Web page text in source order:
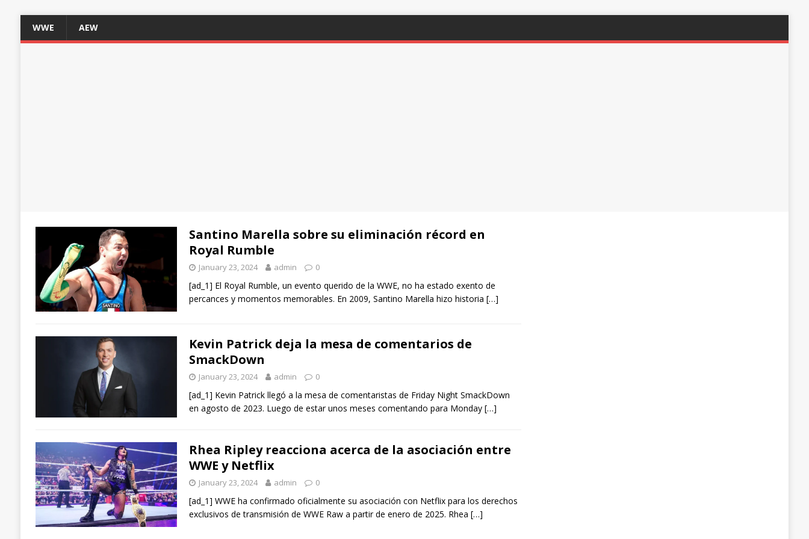
WWE AEW
Santino Marella sobre su eliminación récord en
Royal Rumble
January 23, 2024 admin 0
[ad_1] El Royal Rumble, un evento querido de la WWE, no ha estado exento de
percances y momentos memorables. En 2009, Santino Marella hizo historia […]
Kevin Patrick deja la mesa de comentarios de
SmackDown
January 23, 2024 admin 0
[ad_1] Kevin Patrick llegó a la mesa de comentaristas de Friday Night SmackDown
en agosto de 2023. Luego de estar unos meses comentando para Monday […]
Rhea Ripley reacciona acerca de la asociación entre
WWE y Netflix
January 23, 2024 admin 0
[ad_1] WWE ha confirmado oficialmente su asociación con Netflix para los derechos
exclusivos de transmisión de WWE Raw a partir de enero de 2025. Rhea […]